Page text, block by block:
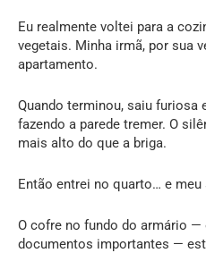
Eu realmente voltei para a
vegetais. Minha irmã, por sua
apartamento.
Quando terminou, saiu furiosa
fazendo a parede tremer. O
mais alto do que a briga.
Então entrei no quarto… e meu
O cofre no fundo do armário —
documentos importantes —